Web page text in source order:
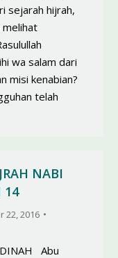
sejarah hijrah,
melihat
wa salam dari
misi kenabian?
telah
NABI
14
22, 2016
Abu